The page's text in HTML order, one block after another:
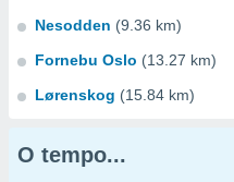
Nesodden (9.36 km)
Fornebu Oslo (13.27 km)
Lørenskog (15.84 km)
O tempo...